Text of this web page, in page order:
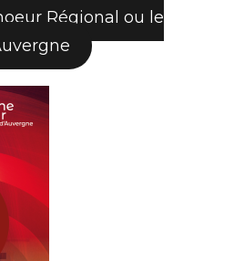
Régional ou le